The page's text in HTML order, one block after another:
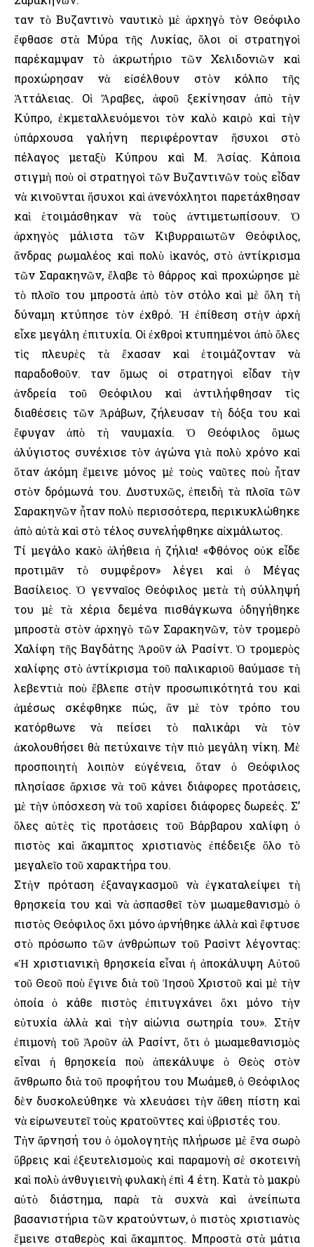
Ὅταν τὸ Βυζαντινὸ ναυτικὸ μὲ ἀρχηγὸ τὸν Θεόφιλο
ἔφθασε στὰ Μύρα τῆς Λυκίας, ὅλοι οἱ στρατηγοὶ
παρέκαμψαν τὸ ἀκρωτήριο τῶν Χελιδονιῶν καὶ
προχώρησαν νὰ εἰσέλθουν στὸν κόλπο τῆς
Ἀττάλειας. Οἱ Ἄραβες, ἀφοῦ ξεκίνησαν ἀπὸ τὴν
Κύπρο, ἐκμεταλλευόμενοι τὸν καλὸ καιρὸ καὶ τὴν
ὑπάρχουσα γαλήνη περιφέρονταν ἥσυχοι στὸ
πέλαγος μεταξὺ Κύπρου καὶ Μ. Ἀσίας. Κάποια
στιγμὴ ποὺ οἱ στρατηγοὶ τῶν Βυζαντινῶν τοὺς εἶδαν
νὰ κινοῦνται ἥσυχοι καὶ ἀνενόχλητοι παρετάχθησαν
καὶ ἑτοιμάσθηκαν νὰ τοὺς ἀντιμετωπίσουν. Ὁ
ἀρχηγὸς μάλιστα τῶν Κιβυρραιωτῶν Θεόφιλος,
ἄνδρας ρωμαλέος καὶ πολὺ ἱκανός, στὸ ἀντίκρισμα
τῶν Σαρακηνῶν, ἔλαβε τὸ θάρρος καὶ προχώρησε μὲ
τὸ πλοῖο του μπροστὰ ἀπὸ τὸν στόλο καὶ μὲ ὅλη τὴ
δύναμη κτύπησε τὸν ἐχθρό. Ἡ ἐπίθεση στὴν ἀρχὴ
εἶχε μεγάλη ἐπιτυχία. Οἱ ἐχθροὶ κτυπημένοι ἀπὸ ὅλες
τὶς πλευρὲς τὰ ἔχασαν καὶ ἑτοιμάζονταν νὰ
παραδοθοῦν. Ὅταν ὅμως οἱ στρατηγοὶ εἶδαν τὴν
ἀνδρεία τοῦ Θεόφιλου καὶ ἀντιλήφθησαν τὶς
διαθέσεις τῶν Ἀράβων, ζήλευσαν τὴ δόξα του καὶ
ἔφυγαν ἀπὸ τὴ ναυμαχία. Ὁ Θεόφιλος ὅμως
ἀλύγιστος συνέχισε τὸν ἀγώνα γιὰ πολὺ χρόνο καὶ
ὅταν ἀκόμη ἔμεινε μόνος μὲ τοὺς ναῦτες ποὺ ἦταν
στὸν δρόμωνά του. Δυστυχῶς, ἐπειδὴ τὰ πλοῖα τῶν
Σαρακηνῶν ἦταν πολὺ περισσότερα, περικυκλώθηκε
ἀπὸ αὐτὰ καὶ στὸ τέλος συνελήφθηκε αἰχμάλωτος.
Τί μεγάλο κακὸ ἀλήθεια ἡ ζήλια! «Φθόνος οὐκ εἶδε
προτιμᾶν τὸ συμφέρον» λέγει καὶ ὁ Μέγας
Βασίλειος. Ὁ γενναῖος Θεόφιλος μετὰ τὴ σύλληψή
του μὲ τὰ χέρια δεμένα πισθάγκωνα ὁδηγήθηκε
μπροστὰ στὸν ἀρχηγὸ τῶν Σαρακηνῶν, τὸν τρομερὸ
Χαλίφη τῆς Βαγδάτης Ἀροῦν ἀλ Ρασίντ. Ὁ τρομερὸς
χαλίφης στὸ ἀντίκρισμα τοῦ παλικαριοῦ θαύμασε τὴ
λεβεντιὰ ποὺ ἔβλεπε στὴν προσωπικότητά του καὶ
ἀμέσως σκέφθηκε πώς, ἂν μὲ τὸν τρόπο του
κατόρθωνε νὰ πείσει τὸ παλικάρι νὰ τὸν
ἀκολουθήσει θὰ πετύχαινε τὴν πιὸ μεγάλη νίκη. Μὲ
προσποιητὴ λοιπὸν εὐγένεια, ὅταν ὁ Θεόφιλος
πλησίασε ἄρχισε νὰ τοῦ κάνει διάφορες προτάσεις,
μὲ τὴν ὑπόσχεση νὰ τοῦ χαρίσει διάφορες δωρεές. Σ’
ὅλες αὐτὲς τὶς προτάσεις τοῦ Βάρβαρου χαλίφη ὁ
πιστὸς καὶ ἄκαμπτος χριστιανὸς ἐπέδειξε ὅλο τὸ
μεγαλεῖο τοῦ χαρακτήρα του.
Στὴν πρόταση ἐξαναγκασμοῦ νὰ ἐγκαταλείψει τὴ
θρησκεία του καὶ νὰ ἀσπασθεῖ τὸν μωαμεθανισμὸ ὁ
πιστὸς Θεόφιλος ὄχι μόνο ἀρνήθηκε ἀλλὰ καὶ ἔφτυσε
στὸ πρόσωπο τῶν ἀνθρώπων τοῦ Ρασὶντ λέγοντας:
«Ἡ χριστιανικὴ θρησκεία εἶναι ἡ ἀποκάλυψη Αὐτοῦ
τοῦ Θεοῦ ποὺ ἔγινε διὰ τοῦ Ἰησοῦ Χριστοῦ καὶ μὲ τὴν
ὁποία ὁ κάθε πιστὸς ἐπιτυγχάνει ὄχι μόνο τὴν
εὐτυχία ἀλλὰ καὶ τὴν αἰώνια σωτηρία του». Στὴν
ἐπιμονὴ τοῦ Ἀροῦν ἀλ Ρασίντ, ὅτι ὁ μωαμεθανισμὸς
εἶναι ἡ θρησκεία ποὺ ἀπεκάλυψε ὁ Θεὸς στὸν
ἄνθρωπο διὰ τοῦ προφήτου του Μωάμεθ, ὁ Θεόφιλος
δὲν δυσκολεύθηκε νὰ χλευάσει τὴν ἄθεη πίστη καὶ
νὰ εἰρωνευτεῖ τοὺς κρατοῦντες καὶ ὑβριστές του.
Τὴν ἄρνησή του ὁ ὁμολογητὴς πλήρωσε μὲ ἕνα σωρὸ
ὕβρεις καὶ ἐξευτελισμοὺς καὶ παραμονὴ σὲ σκοτεινὴ
καὶ πολὺ ἀνθυγιεινὴ φυλακὴ ἐπὶ 4 έτη. Κατὰ τὸ μακρὺ
αὐτὸ διάστημα, παρὰ τὰ συχνὰ καὶ ἀνείπωτα
βασανιστήρια τῶν κρατούντων, ὁ πιστὸς χριστιανὸς
ἔμεινε σταθερὸς καὶ ἄκαμπτος. Μπροστὰ στὰ μάτια